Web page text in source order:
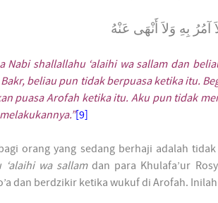
آمُرُ بِهِ وَلاَ أَنْهَى عَنْهُ
Nabi shallallahu ‘alaihi wa sallam dan
beliau pun tidak berpuasa ketika itu.
puasa Arofah ketika itu. Aku pun tidak
[9]
orang yang sedang berhaji adalah
‘alaihi wa sallamdan para Khulafa’ur
dan berdzikir ketika wukuf di Arofah.